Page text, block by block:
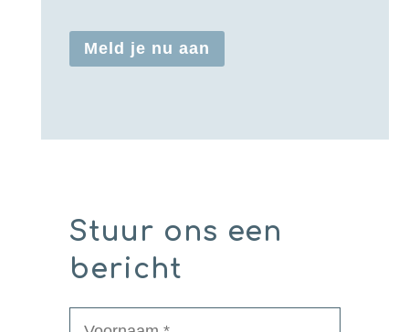
Meld je nu aan
Stuur ons een
bericht